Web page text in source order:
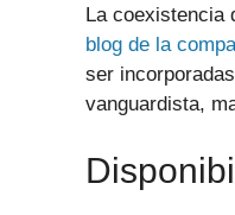
La coexistencia
blog de la
ser
vanguardista,